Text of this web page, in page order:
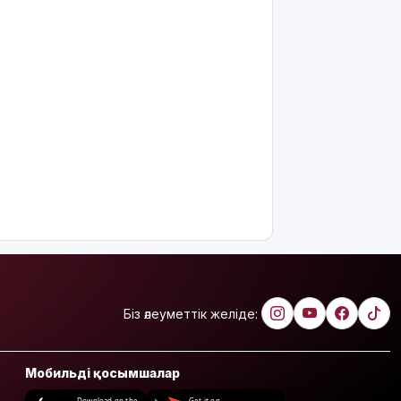
Біз әлеуметтік желіде:
Мобильді қосымшалар